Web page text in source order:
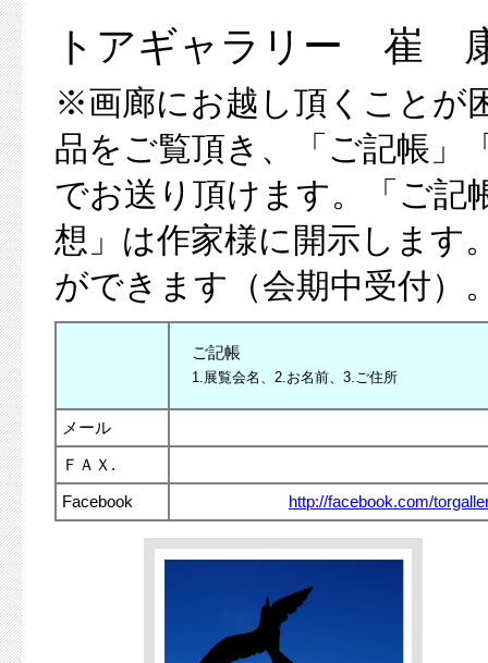
トアギャラリー 崔
※画廊にお越し頂くことが
品をご覧頂き、「ご記帳」
でお送り頂けます。「ご記
想」は作家様に開示します
ができます（会期中受付）
ご記帳
1.展覧会名、 2.お名前、 3.ご住所
メール
ＦＡＸ.
Facebook
http://facebook.com/